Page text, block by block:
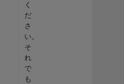
く
だ
さ
い。
そ
れ
で
も